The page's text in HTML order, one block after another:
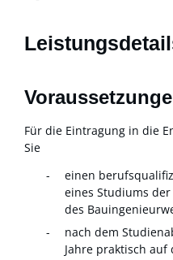
Für die Eintragung in die
Sie
einen
eines Studiums
des
nach dem
Jahre praktisch auf